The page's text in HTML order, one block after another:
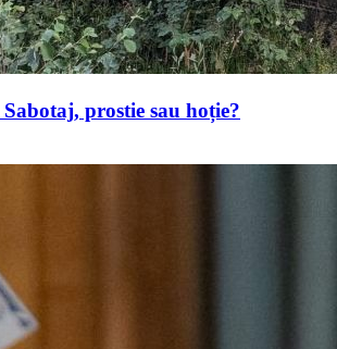
prostie sau hoție?